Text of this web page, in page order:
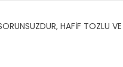
HAFİF TOZLU